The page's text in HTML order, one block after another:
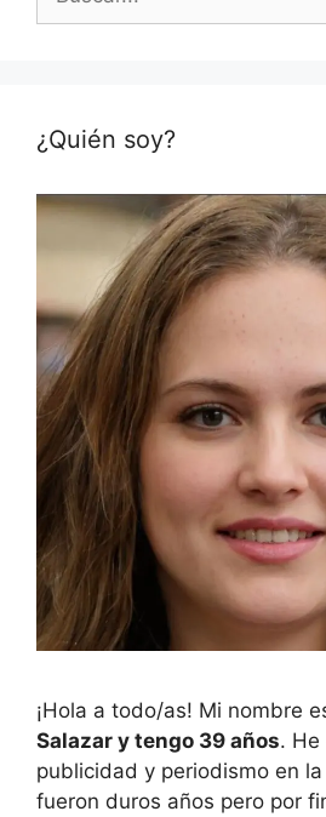
¿Quién soy?
¡Hola a todo/as! Mi nombre
Salazar y tengo 39 años.
publicidad y periodismo en
fueron duros años pero por